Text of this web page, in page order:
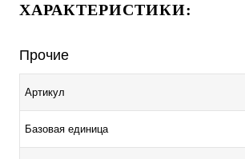
ХАРАКТЕРИСТИКИ:
Прочие
Артикул
Базовая единица